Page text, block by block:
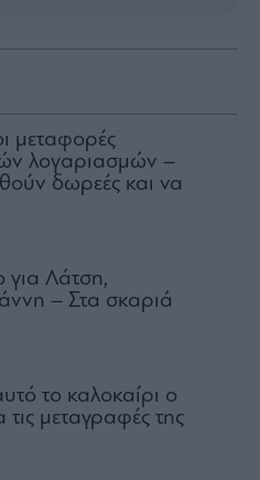
μεταφορές
λογαριασμών –
δωρεές και να
για Λάτση,
– Στα σκαριά
το καλοκαίρι ο
μεταγραφές της